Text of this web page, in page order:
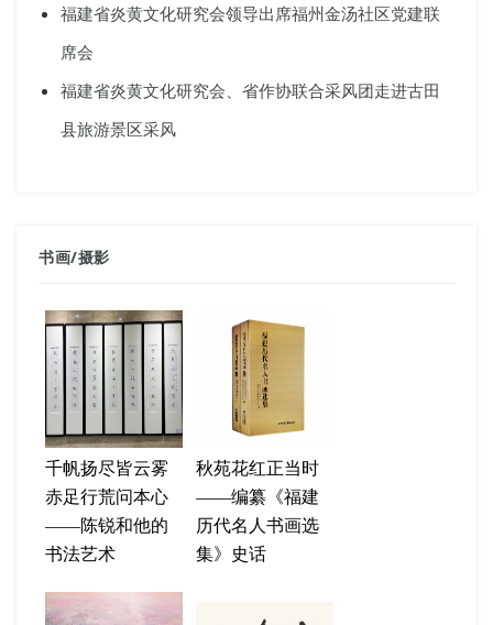
福建省炎黄文化研究会领导出席福州金汤社区党建联
席会
福建省炎黄文化研究会、省作协联合采风团走进古田
县旅游景区采风
书画/摄影
千帆扬尽皆云雾
赤足行荒问本心
——陈锐和他的
书法艺术
秋苑花红正当时
——编纂《福建
历代名人书画选
集》史话